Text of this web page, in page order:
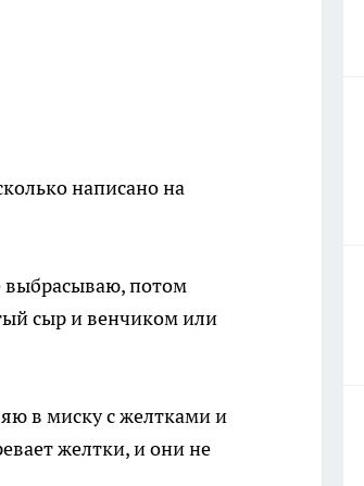
написано на
выбрасываю, потом
сыр и венчиком или
в миску с желтками и
желтки, и они не